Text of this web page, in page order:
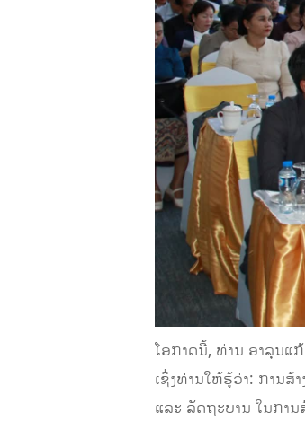
ໂອກາດນີ້, ທ່ານ ອາລຸນແ
ເຊິ່ງທ່ານໃຫ້ຮູ້ວ່າ: ການ
ແລະ ລັດຖະບານ ໃນກາ